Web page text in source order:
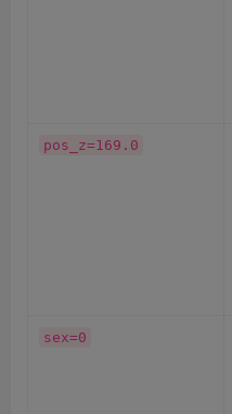
pos_z=169.0
sex=0